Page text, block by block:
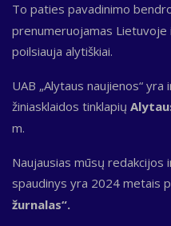
To paties pavadinimo
prenumeruojamas Lietuvoje
poilsiauja alytiškiai.
UAB „Alytaus naujienos“
žiniasklaidos tinklapių
m.
Naujausias mūsų redakcijos
spaudinys yra 2024 metais
žurnalas“.